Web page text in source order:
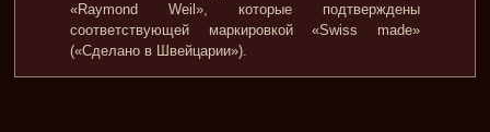
«Raymond Weil», которые подтверждены
соответствующей маркировкой «Swiss made»
(«Сделано в Швейцарии»).